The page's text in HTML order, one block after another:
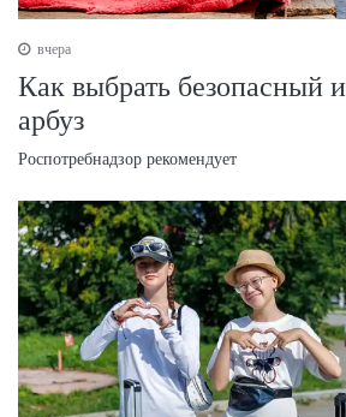
вчера
Как выбрать безопасный
арбуз
Роспотребнадзор рекомендует